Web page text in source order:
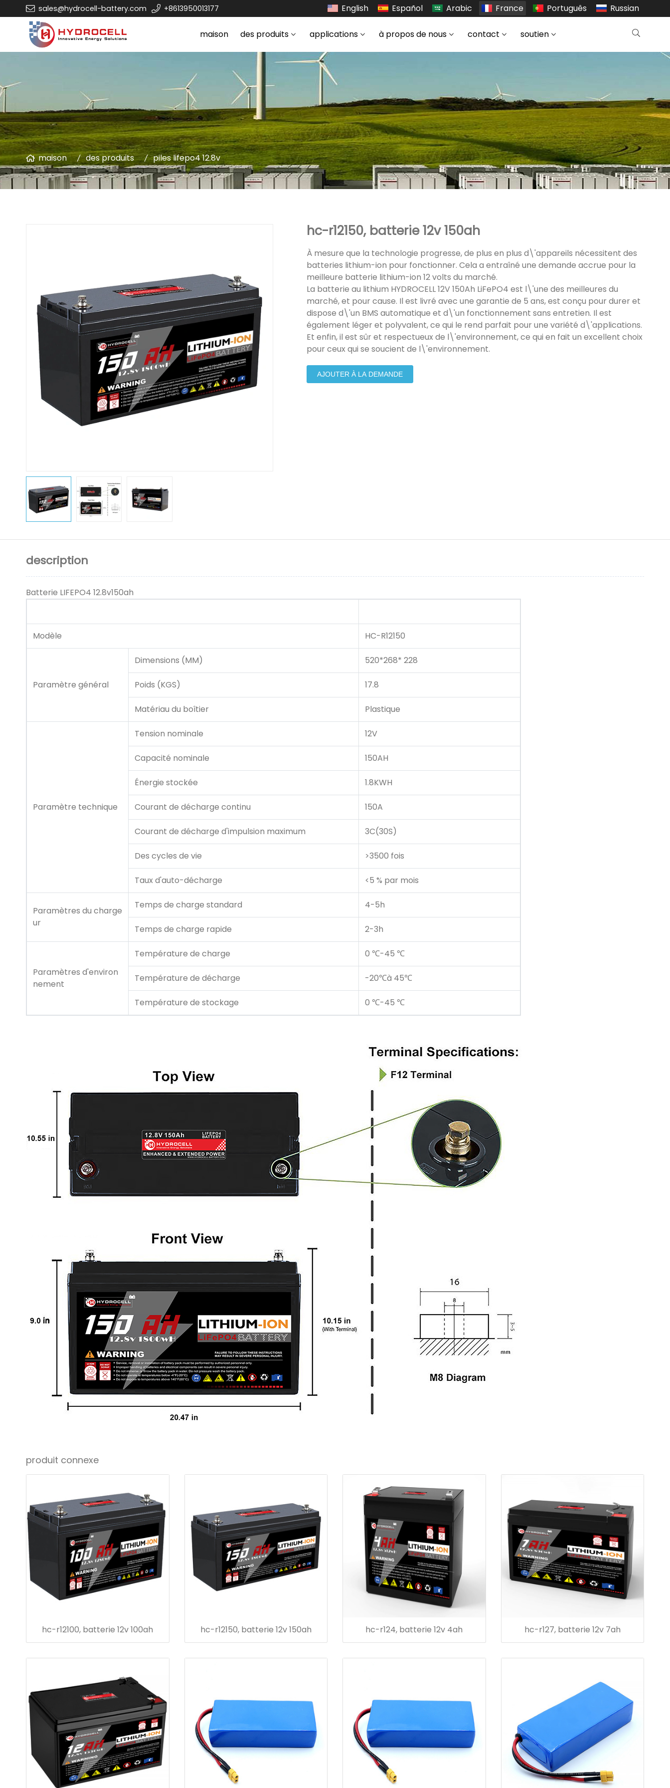
sales@hydrocell-battery.com +8613950013177 English Español Arabic France Português Russian
maison des produits applications à propos de nous contact soutien
maison des produits piles lifepo4 12.8v
hc-r12150, batterie 12v 150ah
À mesure que la technologie progresse, de plus en plus d\'appareils nécessitent des
batteries lithium-ion pour fonctionner. Cela a entraîné une demande accrue pour la
meilleure batterie lithium-ion 12 volts du marché.
La batterie au lithium HYDROCELL 12V 150Ah LiFePO4 est l\'une des meilleures du
marché, et pour cause. Il est livré avec une garantie de 5 ans, est conçu pour durer et
dispose d\'un BMS automatique et d\'un fonctionnement sans entretien. Il est
également léger et polyvalent, ce qui le rend parfait pour une variété d\'applications.
Et enfin, il est sûr et respectueux de l\'environnement, ce qui en fait un excellent choix
pour ceux qui se soucient de l\'environnement.
AJOUTER À LA DEMANDE
description
Batterie LIFEPO4 12.8v150ah
Modèle HC-R12150
Paramètre général
Dimensions (MM) 520*268* 228
Poids (KGS) 17.8
Matériau du boîtier Plastique
Paramètre technique
Tension nominale 12V
Capacité nominale 150AH
Énergie stockée 1.8KWH
Courant de décharge continu 150A
Courant de décharge d'impulsion maximum 3C(30S)
Des cycles de vie >3500 fois
Taux d'auto-décharge <5 % par mois
Paramètres du charge
ur
Temps de charge standard 4-5h
Temps de charge rapide 2-3h
Paramètres d'environ
nement
Température de charge 0 ℃-45 ℃
Température de décharge -20℃à 45℃
Température de stockage 0 ℃-45 ℃
produit connexe
hc-r12100, batterie 12v 100ah hc-r12150, batterie 12v 150ah hc-r124, batterie 12v 4ah hc-r127, batterie 12v 7ah